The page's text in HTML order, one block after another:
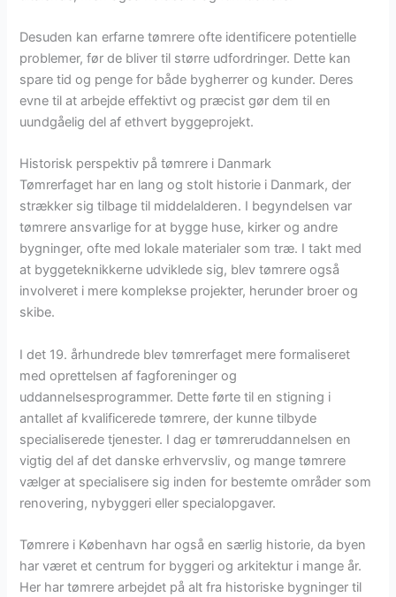
Desuden kan erfarne tømrere ofte identificere potentielle
problemer, før de bliver til større udfordringer. Dette kan
spare tid og penge for både bygherrer og kunder. Deres
evne til at arbejde effektivt og præcist gør dem til en
uundgåelig del af ethvert byggeprojekt.
Historisk perspektiv på tømrere i Danmark
Tømrerfaget har en lang og stolt historie i Danmark, der
strækker sig tilbage til middelalderen. I begyndelsen var
tømrere ansvarlige for at bygge huse, kirker og andre
bygninger, ofte med lokale materialer som træ. I takt med
at byggeteknikkerne udviklede sig, blev tømrere også
involveret i mere komplekse projekter, herunder broer og
skibe.
I det 19. århundrede blev tømrerfaget mere formaliseret
med oprettelsen af fagforeninger og
uddannelsesprogrammer. Dette førte til en stigning i
antallet af kvalificerede tømrere, der kunne tilbyde
specialiserede tjenester. I dag er tømreruddannelsen en
vigtig del af det danske erhvervsliv, og mange tømrere
vælger at specialisere sig inden for bestemte områder som
renovering, nybyggeri eller specialopgaver.
Tømrere i København har også en særlig historie, da byen
har været et centrum for byggeri og arkitektur i mange år.
Her har tømrere arbejdet på alt fra historiske bygninger til